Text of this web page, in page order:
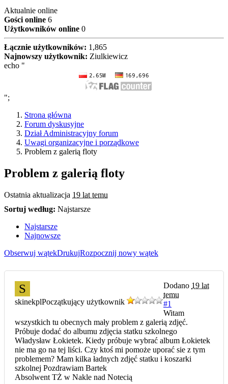
Aktualnie online
Gości online 6
Użytkowników online 0
Łącznie użytkowników: 1,865
Najnowszy użytkownik: Ziulkiewicz
echo "
";
Strona główna
Forum dyskusyjne
Dział Administracyjny forum
Uwagi organizacyjne i porządkowe
Problem z galerią floty
Problem z galerią floty
Ostatnia aktualizacja 19 lat temu
Sortuj według: Najstarsze
Najstarsze
Najnowsze
Obserwuj wątekDrukujRozpocznij nowy wątek
S
skinekplPoczątkujący użytkownik
Dodano 19 lat
temu
#1
Witam
wszystkich tu obecnych mały problem z galerią zdjęć.
Próbuje dodać do albumu zdjęcia statku szkolnego
Władysław Łokietek. Kiedy próbuje wybrać album Łokietek
nie ma go na tej liści. Czy ktoś mi pomoże uporać sie z tym
problemem? Mam kilka ładnych zdjęć statku i koszarki
szkolnej Pozdrawiam Bartek
Absolwent TŻ w Nakle nad Notecią